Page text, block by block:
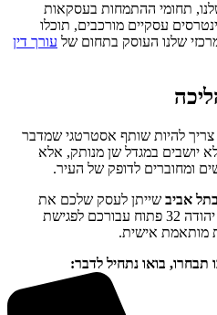
תחומי ההתמחות בעסקאות
עסקיים מורכבים, תוכלו
שלנו העוסק בתחום של עורך דין
צריך להיות שותף אסטרטגי שמדבר
יושבים במגדל שן מנותק, אלא
ומחוברים לדופק של העיר.
אביב שייתן לעסק שלכם את
הביטחון לצמוח? המשרד שלנו בבן יהודה 32 פתוח עבורכם לפגישת
מותאמת אישית.
תבחרו, בואו נתחיל לדבר: